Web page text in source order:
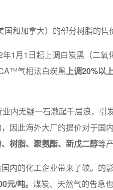
和加拿大）的部分树脂的售
年1月1日起上调白炭黑（二
气相法白炭黑上调20%以上
内无疑一石激起千层浪，
因此海外大厂的提价对于国
树脂、聚氨酯、新戊二醇等
内的化工企业带来了较。
元/吨。 煤炭、天然气的告急